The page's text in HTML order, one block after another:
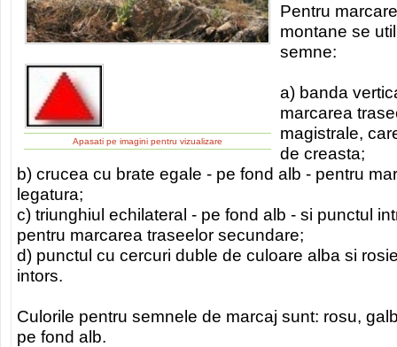
Apasati pe imagini pentru vizualizare
Pentru
montane se
semne:
a) banda
marcarea
magistrale,
de creasta;
b) crucea cu brate egale - pe fond alb - pentru
legatura;
c) triunghiul echilateral - pe fond alb - si punctul
pentru marcarea traseelor secundare;
d) punctul cu cercuri duble de culoare alba si
intors.
Culorile pentru semnele de marcaj sunt: rosu,
pe fond alb.